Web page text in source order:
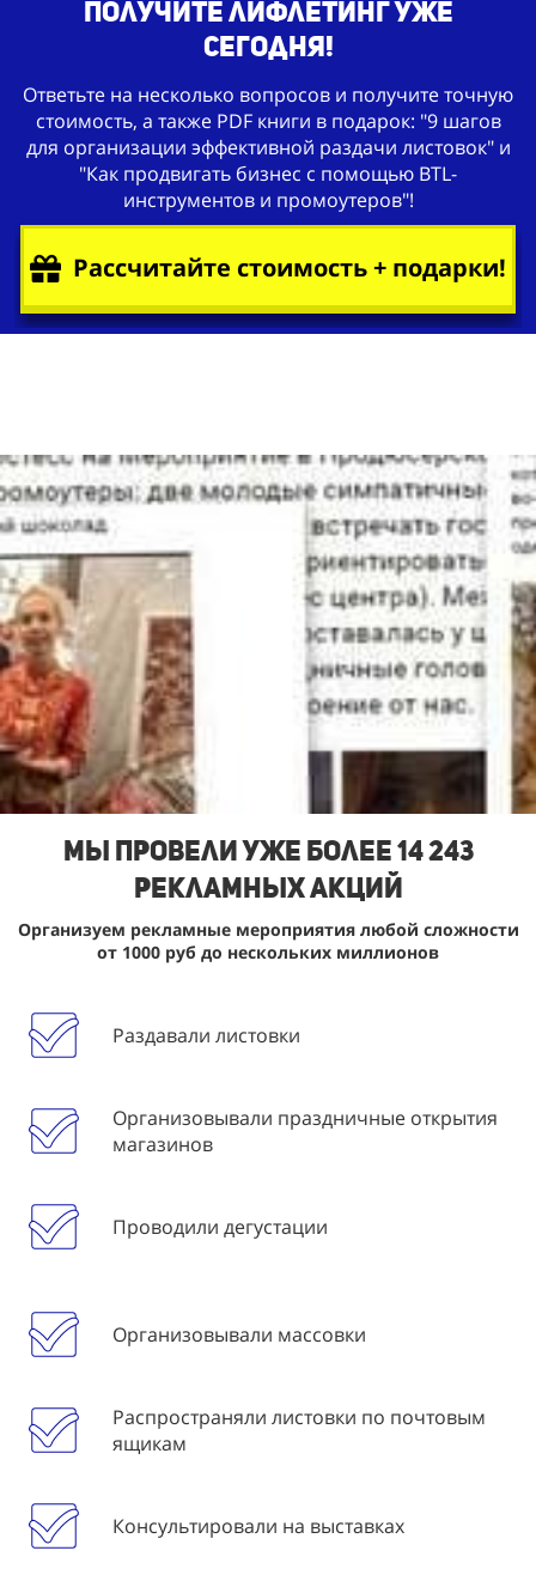
получите лифлетинг уже
сегодня!
Ответьте на несколько вопросов и получите точную
стоимость, а также PDF книги в подарок: "9 шагов
для организации эффективной раздачи листовок" и
"Как продвигать бизнес с помощью BTL-
инструментов и промоутеров"!
Рассчитайте стоимость + подарки!
Мы Провели уже более 14 243
рекламных акций
Организуем рекламные мероприятия любой сложности
от 1000 руб до нескольких миллионов
Раздавали листовки
Организовывали праздничные открытия
магазинов
Проводили дегустации
Организовывали массовки
Распространяли листовки по почтовым
ящикам
Консультировали на выставках